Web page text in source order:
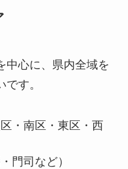
中心に、県内全域を
す。
・南区・東区・西
門司など）